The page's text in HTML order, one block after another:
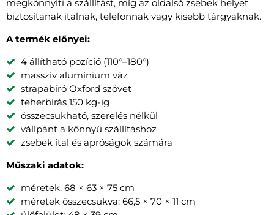
megkönnyíti a szállítást, míg az oldalsó zsebek helyet
biztosítanak italnak, telefonnak vagy kisebb tárgyaknak.
A termék előnyei:
4 állítható pozíció (110°–180°)
masszív alumínium váz
strapabíró Oxford szövet
teherbírás 150 kg-ig
összecsukható, szerelés nélkül
vállpánt a könnyű szállításhoz
zsebek ital és apróságok számára
Műszaki adatok:
méretek: 68 × 63 × 75 cm
méretek összecsukva: 66,5 × 70 × 11 cm